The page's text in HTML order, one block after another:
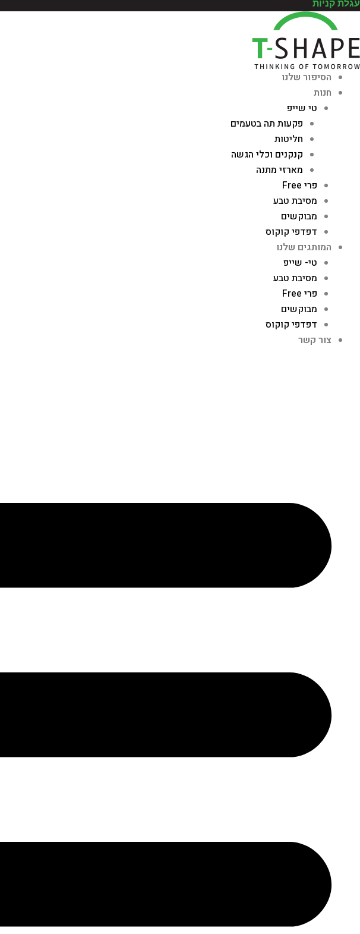
עגלת קניות
הסיפור שלנו
חנות
טי שייפ
פקעות תה בטעמים
חליטות
קנקנים וכלי הגשה
מארזי מתנה
פרי Free
מסיבת טבע
מבוקשים
דפדפי קוקוס
המותגים שלנו
טי- שייפ
מסיבת טבע
פרי Free
מבוקשים
דפדפי קוקוס
צור קשר